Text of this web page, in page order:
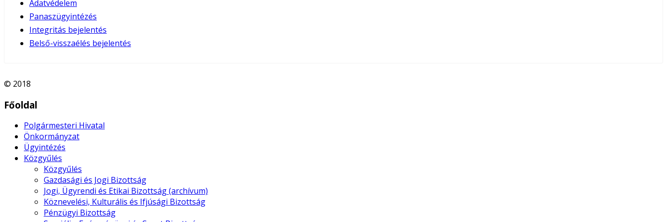
Adatvédelem
Panaszügyintézés
Integritás bejelentés
Belső-visszaélés bejelentés
© 2018
Főoldal
Polgármesteri Hivatal
Önkormányzat
Ügyintézés
Közgyűlés
Közgyűlés
Gazdasági és Jogi Bizottság
Jogi, Ügyrendi és Etikai Bizottság (archívum)
Köznevelési, Kulturális és Ifjúsági Bizottság
Pénzügyi Bizottság